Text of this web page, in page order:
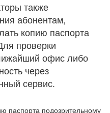
также
абонентам,
копию паспорта
проверки
офис либо
через
сервис.
паспорта подозрительному